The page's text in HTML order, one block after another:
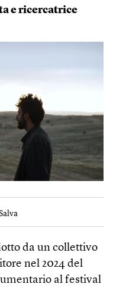
e ricercatrice
da un collettivo
nel 2024 del
al festival